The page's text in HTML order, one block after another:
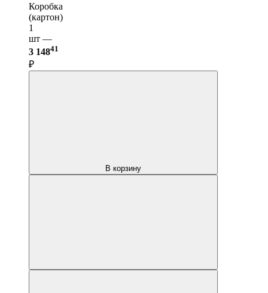
Коробка
(картон)
1
шт —
3 14841
₽
В корзину